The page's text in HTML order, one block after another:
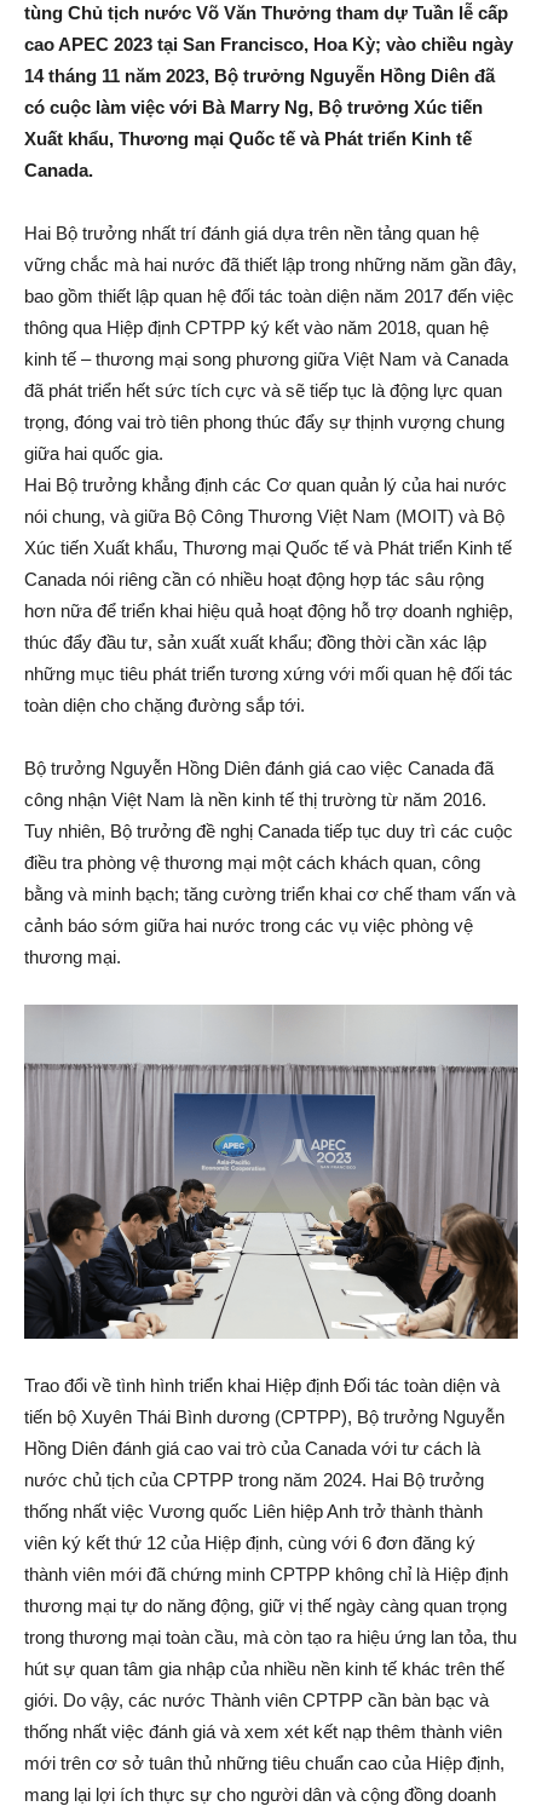
tùng Chủ tịch nước Võ Văn Thưởng tham dự Tuần lễ cấp
cao APEC 2023 tại San Francisco, Hoa Kỳ; vào chiều ngày
14 tháng 11 năm 2023, Bộ trưởng Nguyễn Hồng Diên đã
có cuộc làm việc với Bà Marry Ng, Bộ trưởng Xúc tiến
Xuất khẩu, Thương mại Quốc tế và Phát triển Kinh tế
Canada.
Hai Bộ trưởng nhất trí đánh giá dựa trên nền tảng quan hệ
vững chắc mà hai nước đã thiết lập trong những năm gần đây,
bao gồm thiết lập quan hệ đối tác toàn diện năm 2017 đến việc
thông qua Hiệp định CPTPP ký kết vào năm 2018, quan hệ
kinh tế – thương mại song phương giữa Việt Nam và Canada
đã phát triển hết sức tích cực và sẽ tiếp tục là động lực quan
trọng, đóng vai trò tiên phong thúc đẩy sự thịnh vượng chung
giữa hai quốc gia.
Hai Bộ trưởng khẳng định các Cơ quan quản lý của hai nước
nói chung, và giữa Bộ Công Thương Việt Nam (MOIT) và Bộ
Xúc tiến Xuất khẩu, Thương mại Quốc tế và Phát triển Kinh tế
Canada nói riêng cần có nhiều hoạt động hợp tác sâu rộng
hơn nữa để triển khai hiệu quả hoạt động hỗ trợ doanh nghiệp,
thúc đẩy đầu tư, sản xuất xuất khẩu; đồng thời cần xác lập
những mục tiêu phát triển tương xứng với mối quan hệ đối tác
toàn diện cho chặng đường sắp tới.
Bộ trưởng Nguyễn Hồng Diên đánh giá cao việc Canada đã
công nhận Việt Nam là nền kinh tế thị trường từ năm 2016.
Tuy nhiên, Bộ trưởng đề nghị Canada tiếp tục duy trì các cuộc
điều tra phòng vệ thương mại một cách khách quan, công
bằng và minh bạch; tăng cường triển khai cơ chế tham vấn và
cảnh báo sớm giữa hai nước trong các vụ việc phòng vệ
thương mại.
Trao đổi về tình hình triển khai Hiệp định Đối tác toàn diện và
tiến bộ Xuyên Thái Bình dương (CPTPP), Bộ trưởng Nguyễn
Hồng Diên đánh giá cao vai trò của Canada với tư cách là
nước chủ tịch của CPTPP trong năm 2024. Hai Bộ trưởng
thống nhất việc Vương quốc Liên hiệp Anh trở thành thành
viên ký kết thứ 12 của Hiệp định, cùng với 6 đơn đăng ký
thành viên mới đã chứng minh CPTPP không chỉ là Hiệp định
thương mại tự do năng động, giữ vị thế ngày càng quan trọng
trong thương mại toàn cầu, mà còn tạo ra hiệu ứng lan tỏa, thu
hút sự quan tâm gia nhập của nhiều nền kinh tế khác trên thế
giới. Do vậy, các nước Thành viên CPTPP cần bàn bạc và
thống nhất việc đánh giá và xem xét kết nạp thêm thành viên
mới trên cơ sở tuân thủ những tiêu chuẩn cao của Hiệp định,
mang lại lợi ích thực sự cho người dân và cộng đồng doanh